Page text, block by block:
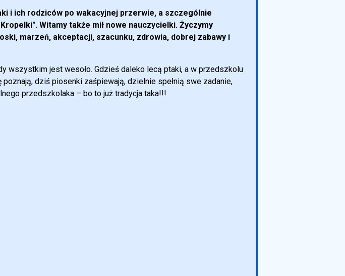
i ich rodziców po wakacyjnej przerwie, a szczególnie
Witamy także mił nowe nauczycielki. Życzymy
marzeń, akceptacji, szacunku, zdrowia, dobrej zabawy i
wszystkim jest wesoło. Gdzieś daleko lecą ptaki, a w przedszkolu
dziś piosenki zaśpiewają, dzielnie spełnią swe zadanie,
przedszkolaka – bo to już tradycja taka!!!